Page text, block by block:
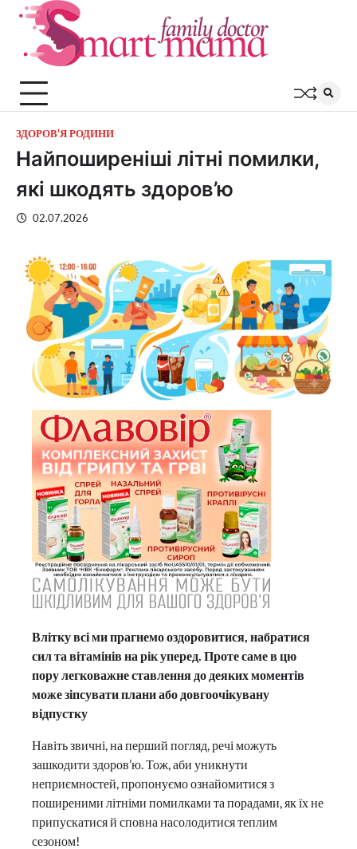
Перейти
ЗДОРОВ'Я РОДИНИ
Найпоширеніші літні помилки,
які шкодять здоров’ю
02.07.2026
Влітку всі ми прагнемо оздоровитися, набратися
сил та вітамінів на рік уперед. Проте саме в цю
пору легковажне ставлення до деяких моментів
може зіпсувати плани або довгоочікувану
відпустку
Навіть звичні, на перший погляд, речі можуть
зашкодити здоров’ю. Тож, аби уникнути
неприємностей, пропонуємо ознайомитися з
поширеними літніми помилками та порадами, як їх не
припускатися й сповна насолодитися теплим
сезоном!